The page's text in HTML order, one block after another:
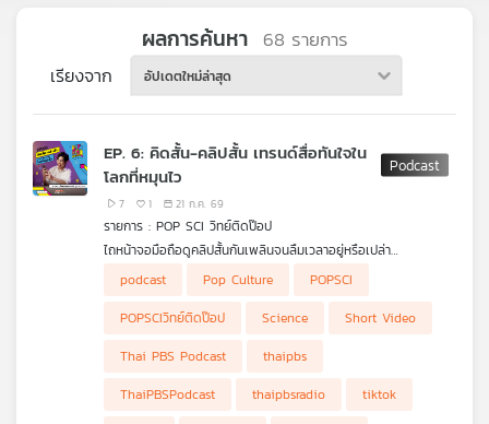
เพล
สต์
ผลการค้นหา 68 รายการ
เรียงจาก อัปเดตใหม่ล่าสุด
EP. 6: คิดสั้น-คลิปสั้น เทรนด์สื่อทันใจใน
โลกที่หมุนไว
7 1 21 ก.ค. 69
รายการ : POP SCI วิทย์ติดป๊อป
ไถหน้าจอมือถือดูคลิปสั้นกันเพลินจนลืมเวลาอยู่หรือเปล่า
"คลิปสั้น" ที่ยึดครองโลกโซเชียลในปัจจุบัน เจาะลึกวิวัฒนาการตั้งแต่
ยุคพาดหัวหนังสือพิมพ์ หนังเงียบ 1 นาที สู่ยุคทองของ TikTok และ
YouTube Shorts พร้อมไขความลับทางวิทยาศาสตร์สมองและข้อ
ควรระวังในยุคสมาธิสั้นที่สื่อต้องเอาชนะความเบื่อให้ได้ใน 3 วินาทีแรก
podcast Pop Culture
POPSCI
POPSCIวิทย์ติดป๊อป
Science
Short Video
Thai PBS Podcast
thaipbs
ThaiPBSPodcast
thaipbsradio
tiktok